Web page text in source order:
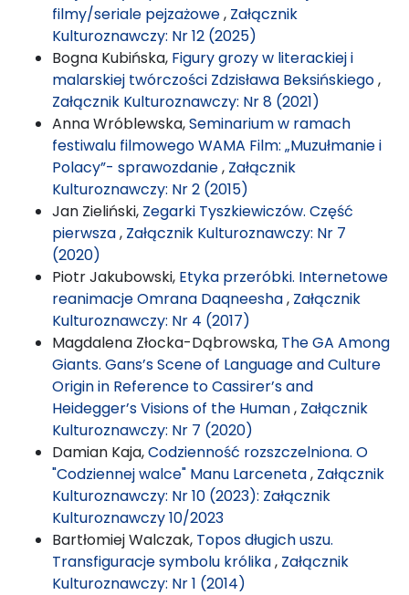
filmy/seriale pejzażowe, Załącznik
Kulturoznawczy: Nr 12 (2025)
Bogna Kubińska, Figury grozy w literackiej i
malarskiej twórczości Zdzisława Beksińskiego,
Załącznik Kulturoznawczy: Nr 8 (2021)
Anna Wróblewska,Seminarium w ramach
festiwalu filmowego WAMA Film: „Muzułmanie i
Polacy”- sprawozdanie, Załącznik
Kulturoznawczy: Nr 2 (2015)
Jan Zieliński, Zegarki Tyszkiewiczów. Część
pierwsza, Załącznik Kulturoznawczy: Nr 7
(2020)
Piotr Jakubowski, Etyka przeróbki. Internetowe
reanimacje Omrana Daqneesha, Załącznik
Kulturoznawczy: Nr 4 (2017)
Magdalena Złocka-Dąbrowska, The GA Among
Giants. Gans’s Scene of Language and Culture
Origin in Reference to Cassirer’s and
Heidegger’s Visions of the Human, Załącznik
Kulturoznawczy: Nr 7 (2020)
Damian Kaja,Codzienność rozszczelniona. O
"Codziennej walce" Manu Larceneta, Załącznik
Kulturoznawczy: Nr 10 (2023): Załącznik
Kulturoznawczy 10/2023
Bartłomiej Walczak, Topos długich uszu.
Transfiguracje symbolu królika, Załącznik
Kulturoznawczy: Nr 1 (2014)